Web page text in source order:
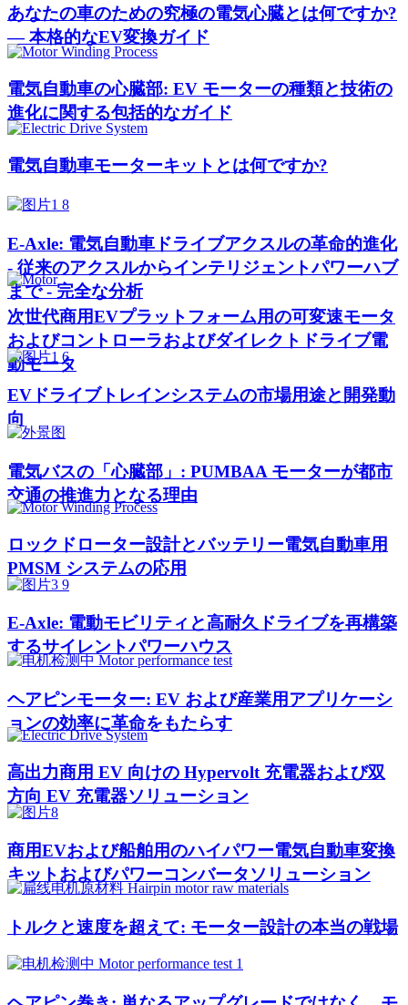
あなたの車のための究極の電気心臓とは何ですか?
— 本格的なEV変換ガイド
電気自動車の心臓部: EV モーターの種類と技術の
進化に関する包括的なガイド
電気自動車モーターキットとは何ですか?
E-Axle: 電気自動車ドライブアクスルの革命的進化
- 従来のアクスルからインテリジェントパワーハブ
まで - 完全な分析
次世代商用EVプラットフォーム用の可変速モータ
およびコントローラおよびダイレクトドライブ電
動モータ
EVドライブトレインシステムの市場用途と開発動
向
電気バスの「心臓部」: PUMBAA モーターが都市
交通の推進力となる理由
ロックドローター設計とバッテリー電気自動車用
PMSM システムの応用
E-Axle: 電動モビリティと高耐久ドライブを再構築
するサイレントパワーハウス
ヘアピンモーター: EV および産業用アプリケーシ
ョンの効率に革命をもたらす
高出力商用 EV 向けの Hypervolt 充電器および双
方向 EV 充電器ソリューション
商用EVおよび船舶用のハイパワー電気自動車変換
キットおよびパワーコンバータソリューション
トルクと速度を超えて: モーター設計の本当の戦場